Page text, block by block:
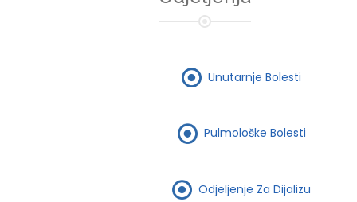
Unutarnje Bolesti
Pulmološke Bolesti
Odjeljenje Za Dijalizu